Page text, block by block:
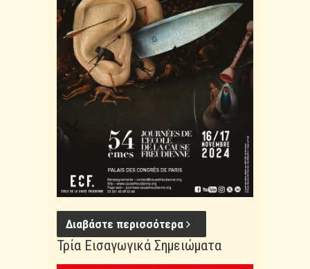
Διαβάστε περισσότερα
Τρία Εισαγωγικά Σημειώματα